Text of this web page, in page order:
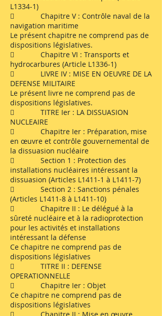
L1334-1)
 Chapitre V : Contrôle naval de la
navigation maritime
Le présent chapitre ne comprend pas de
dispositions législatives.
 Chapitre VI : Transports et
hydrocarbures (Article L1336-1)
 LIVRE IV : MISE EN OEUVRE DE LA
DEFENSE MILITAIRE
Le présent livre ne comprend pas de
dispositions législatives.
 TITRE Ier : LA DISSUASION
NUCLEAIRE
 Chapitre Ier : Préparation, mise
en œuvre et contrôle gouvernemental de
la dissuasion nucléaire
 Section 1 : Protection des
installations nucléaires intéressant la
dissuasion (Articles L1411-1 à L1411-7)
 Section 2 : Sanctions pénales
(Articles L1411-8 à L1411-10)
 Chapitre II : Le délégué à la
sûreté nucléaire et à la radioprotection
pour les activités et installations
intéressant la défense
Ce chapitre ne comprend pas de
dispositions législatives
 TITRE II : DEFENSE
OPERATIONNELLE
 Chapitre Ier : Objet
Ce chapitre ne comprend pas de
dispositions législatives